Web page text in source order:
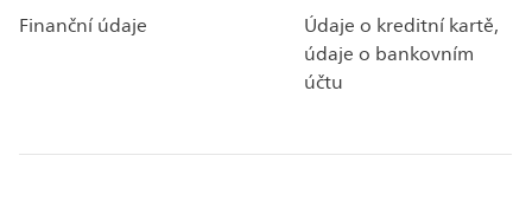
Finanční údaje
Údaje o kreditní kartě,
údaje o bankovním
účtu